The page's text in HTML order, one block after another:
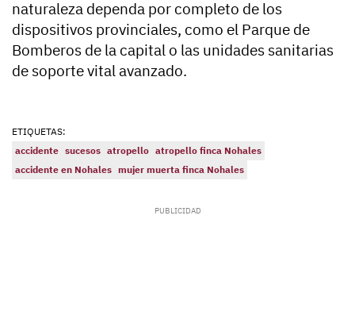
naturaleza dependa por completo de los
dispositivos provinciales, como el Parque de
Bomberos de la capital o las unidades sanitarias
de soporte vital avanzado.
ETIQUETAS:
accidente sucesos atropello atropello finca Nohales
accidente en Nohales mujer muerta finca Nohales